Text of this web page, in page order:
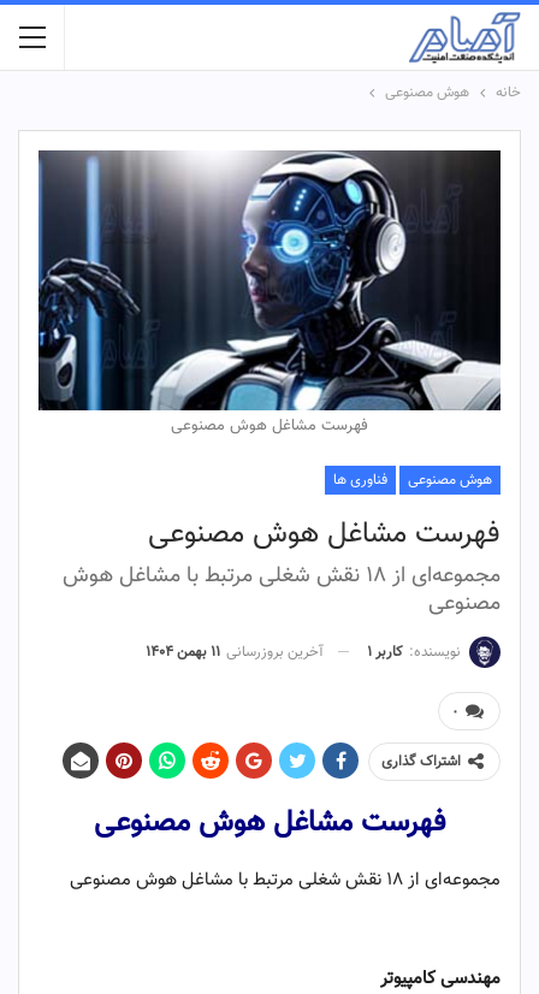
خانه هوش مصنوعی
فهرست مشاغل هوش مصنوعی
هوش مصنوعی فناوری ها
فهرست مشاغل هوش مصنوعی
مجموعه‌ای از ۱۸ نقش شغلی مرتبط با مشاغل هوش
مصنوعی
نویسنده: کاربر ۱ آخرین بروزرسانی ۱۱ بهمن ۱۴۰۴
۰
اشتراک گذاری
فهرست مشاغل هوش مصنوعی
مجموعه‌ای از ۱۸ نقش شغلی مرتبط با مشاغل هوش مصنوعی
مهندسی کامپیوتر